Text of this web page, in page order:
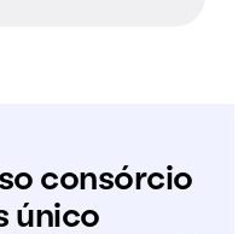
consórcio
único